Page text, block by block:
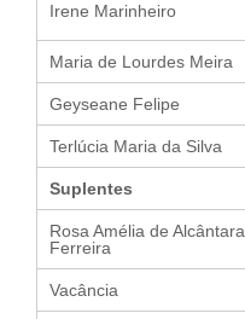
Irene Marinheiro
Maria de Lourdes Meira
Geyseane Felipe
Terlúcia Maria da Silva
Suplentes
Rosa Amélia de Alcântara
Ferreira
Vacância